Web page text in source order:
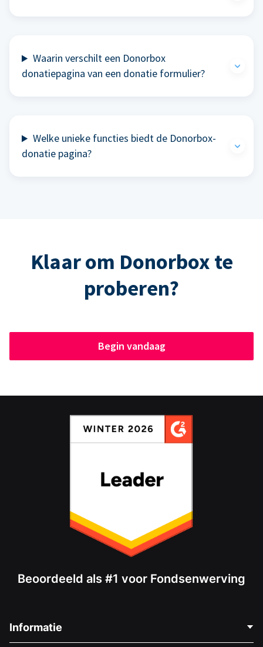
Waarin verschilt een Donorbox
donatiepagina van een donatie formulier?
Welke unieke functies biedt de Donorbox-
donatie pagina?
Klaar om Donorbox te
proberen?
Begin vandaag
Beoordeeld als #1 voor Fondsenwerving
Informatie